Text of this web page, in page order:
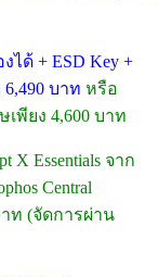
ได้ + ESD Key +
6,490 บาท หรือ
เพียง 4,600 บาท
X Essentials จาก
Central
าท (จัดการผ่าน